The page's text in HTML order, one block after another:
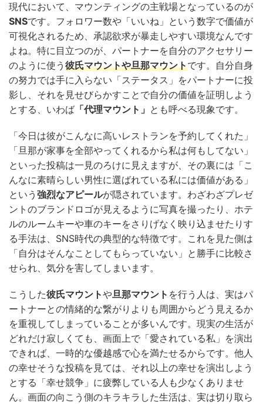
現代において、マウンティングの主戦場となっているのが
SNSです。フォロワー数や「いいね」という数字で価値が
可視化されるため、承認欲求が暴走しやすい環境なんです
よね。特に目立つのが、パートナーを自分のアクセサリー
のように使う 彼氏マウントや旦那マウントです。自分自身
の努力では手に入らない「ステータス」をパートナーに投
影し、それを見せびらかすことで自分の価値を証明しよう
とする、いわば 「代理マウント」 とも呼べる現象です。
「今日は彼がこんなに高いレストランを予約してくれた」
「旦那が家事を全部やってくれるから私は何もしてない」
といった投稿は一見のろけに見えますが、その裏には「こ
んなに素晴らしい男性に選ばれている私には価値がある」
という 強烈なアピールが隠されています。わざわざプレゼ
ントのブランドロゴが見えるように写真を撮ったり、ホテ
ルのルームキーや車のキーをさりげなく映り込ませたりす
る手法は、SNS時代の典型的な特徴です。これを見た側は
「自分はそんなことしてもらっていない」と勝手に比較さ
せられ、気分を害してしまいます。
こうした彼氏マウントや旦那マウント を行う人は、実はパ
ートナーとの情緒的な繋がりよりも周囲からどう見えるか
を重視してしまっていることが多いんです。現実の生活が
どれだけ寂しくても、画面上で「愛されている私」を演出
できれば、一時的な優越感で心を満たせるからです。他人
の幸せそうな投稿を見ては、それ以上の幸せを演出しよう
とする「幸せ競争」に疲弊している人も少なくありませ
ん。画面の向こう側のキラキラした生活は、実は切り取ら